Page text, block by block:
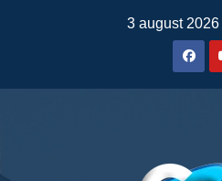
3 august 2026